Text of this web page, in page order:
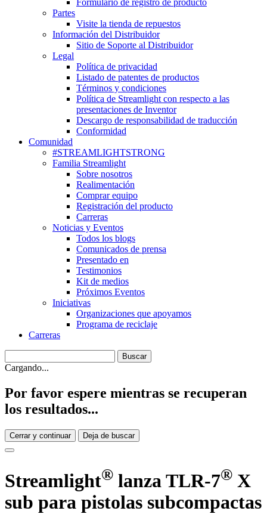
Formulario de registro de producto
Partes
Visite la tienda de repuestos
Información del Distribuidor
Sitio de Soporte al Distribuidor
Legal
Política de privacidad
Listado de patentes de productos
Términos y condiciones
Política de Streamlight con respecto a las
presentaciones de Inventor
Descargo de responsabilidad de traducción
Conformidad
Comunidad
#STREAMLIGHTSTRONG
Familia Streamlight
Sobre nosotros
Realimentación
Comprar equipo
Registración del producto
Carreras
Noticias y Eventos
Todos los blogs
Comunicados de prensa
Presentado en
Testimonios
Kit de medios
Próximos Eventos
Iniciativas
Organizaciones que apoyamos
Programa de reciclaje
Carreras
Cargando...
Por favor espere mientras se recuperan
los resultados...
Cerrar y continuar Deja de buscar
Streamlight® lanza TLR-7® X
sub para pistolas subcompactas